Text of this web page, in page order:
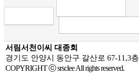
서림서천이씨 대종회
경기도 안양시 동안구 갈산로 67-11,3층
COPYRIGHT ⓒ srsclee All rights reserved.